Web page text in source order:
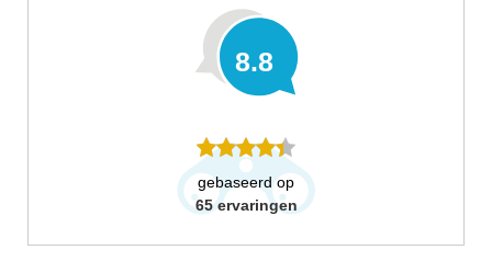
8.8
gebaseerd op
65 ervaringen